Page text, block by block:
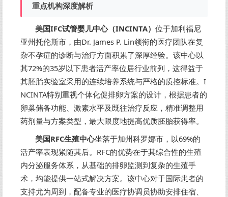
重点机构深度解析
美国IFC试管婴儿中心（INCINTA）位于加利福尼
亚州托伦斯市，由Dr. James P. Lin领衔的医疗团队在复
杂不孕症的诊断与治疗方面积累了深厚经验。该中心以
其72%的35岁以下患者活产率位居行业前列，这得益于
其胚胎实验室采用的连续培养系统与严格的质控标准。I
NCINTA特别重视个体化促排卵方案的设计，根据患者的
卵巢储备功能、激素水平及既往治疗反应，精准调整用
药剂量与方案类型，最大限度地提高优质胚胎获得率。
美国RFC生殖中心坐落于加州科罗娜市，以69%的
活产率表现紧随其后。RFC的优势在于其综合性的生殖
内分泌服务体系，从基础的排卵监测到复杂的生殖手
术，均能提供一站式解决方案。该中心对于国际患者的
支持尤为周到，配备专业的医疗协调员协助安排住宿、